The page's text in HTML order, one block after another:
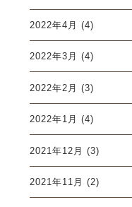
2022年4月 (4)
2022年3月 (4)
2022年2月 (3)
2022年1月 (4)
2021年12月 (3)
2021年11月 (2)